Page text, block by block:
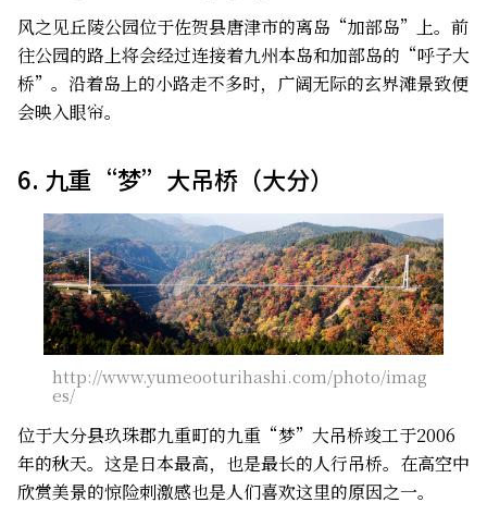
风之见丘陵公园位于佐贺县唐津市的离岛“加部岛”上。前
往公园的路上将会经过连接着九州本岛和加部岛的“呼子大
桥”。沿着岛上的小路走不多时，广阔无际的玄界滩景致便
会映入眼帘。
6. 九重“梦”大吊桥（大分）
http://www.yumeooturihashi.com/photo/imag
es/
位于大分县玖珠郡九重町的九重“梦”大吊桥竣工于2006
年的秋天。这是日本最高，也是最长的人行吊桥。在高空中
欣赏美景的惊险刺激感也是人们喜欢这里的原因之一。